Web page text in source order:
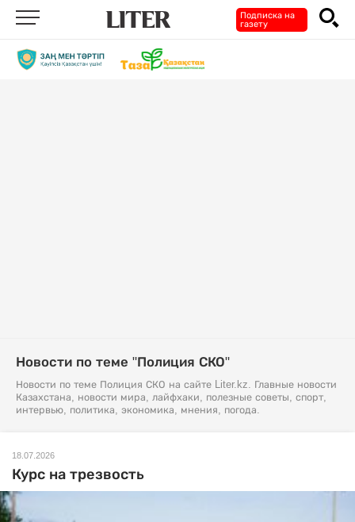
Подписка на
газету
Новости по теме "Полиция СКО"
Новости по теме Полиция СКО на сайте Liter.kz. Главные новости
Казахстана, новости мира, лайфхаки, полезные советы, спорт,
интервью, политика, экономика, мнения, погода.
18.07.2026
Курс на трезвость